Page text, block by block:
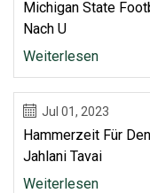
Michigan State
Nach U
Weiterlesen
Jul 01, 2023
Hammerzeit Für
Jahlani Tavai
Weiterlesen